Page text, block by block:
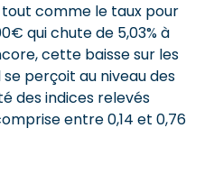
tout comme le taux pour
qui chute de 5,03% à
cette baisse sur les
perçoit au niveau des
des indices relevés
entre 0,14 et 0,76